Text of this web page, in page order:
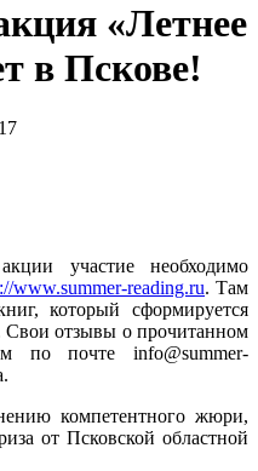
«Летнее
в Пскове!
участие необходимо
www.summer-reading.ru. Там
который сформируется
Свои отзывы о прочитанном
по почте info@summer-
компетентного жюри,
от Псковской областной